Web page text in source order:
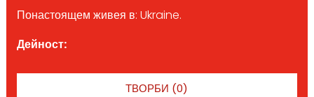
Понастоящем живея в: Ukraine.
Дейност:
ТВОРБИ (0)